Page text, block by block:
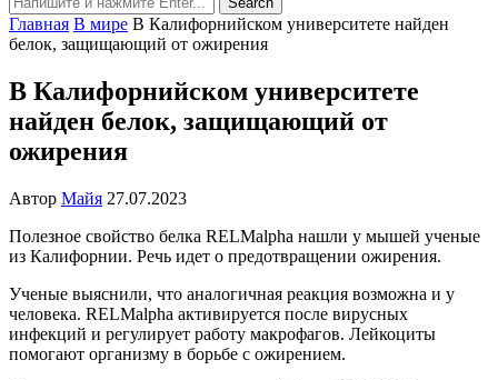
Главная В мире В Калифорнийском университете найден
белок, защищающий от ожирения
В Калифорнийском университете
найден белок, защищающий от
ожирения
Автор Майя 27.07.2023
Полезное свойство белка RELMalpha нашли у мышей ученые
из Калифорнии. Речь идет о предотвращении ожирения.
Ученые выяснили, что аналогичная реакция возможна и у
человека. RELMalpha активируется после вирусных
инфекций и регулирует работу макрофагов. Лейкоциты
помогают организму в борьбе с ожирением.